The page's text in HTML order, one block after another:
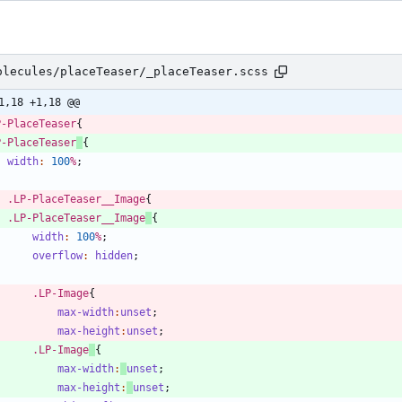
placeTeaser/_placeTeaser.scss
+1,18 @@
PlaceTeaser{
PlaceTeaser {
width: 100%;
. LP-PlaceTeaser__Image{
. LP-PlaceTeaser__Image {
width: 100%;
overflow: hidden;
. LP-Image{
max-width: unset ;
max-height : unset ;
. LP-Image {
max-width: unset ;
max-height : unset ;